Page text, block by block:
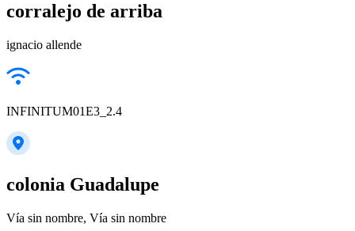
corralejo de arriba
ignacio allende
INFINITUM01E3_2.4
colonia Guadalupe
Vía sin nombre, Vía sin nombre